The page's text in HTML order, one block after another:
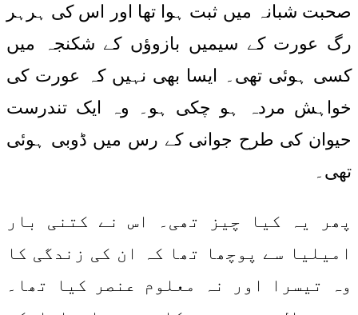
صحبت شبانہ میں ثبت ہوا تھا اور اس کی ہرہر
رگ عورت کے سیمیں بازوؤں کے شکنجہ میں
کسی ہوئی تھی۔ ایسا بھی نہیں کہ عورت کی
خواہش مردہ ہو چکی ہو۔ وہ ایک تندرست
حیوان کی طرح جوانی کے رس میں ڈوبی ہوئی
تھی۔
پھر یہ کیا چیز تھی۔ اس نے کتنی بار
امیلیا سے پوچھا تھا کہ ان کی زندگی کا
وہ تیسرا اور نہ معلوم عنصر کیا تھا۔